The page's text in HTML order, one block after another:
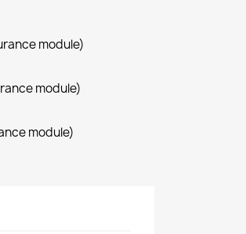
module)
module)
module)